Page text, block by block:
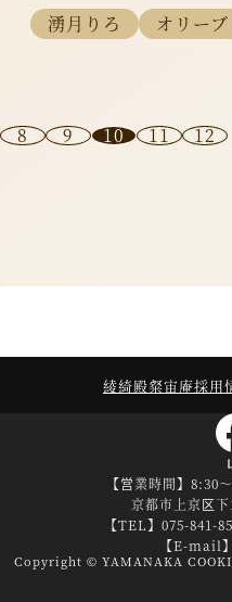
湧月りろ
オリーブ
8 9 10 11 12
綾綺殿粲宙庵採用
【営業時間】
京都市上京区
【TEL】075-841-
【E-mail】
Copyright © YAMANAKA